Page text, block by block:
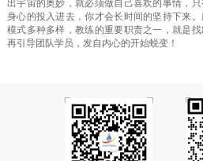
出宇宙的奥妙，就必须做自己喜欢的事情，
身心的投入进去，你才会长时间的坚持下来
模式多种多样，教练的重要职责之一，就是
再引导团队学员，发自内心的开始蜕变！